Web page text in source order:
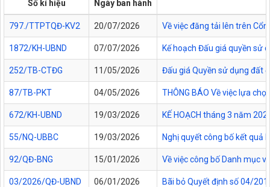
Số kí hiệu Ngày ban hành
797./TTPTQĐ-KV2 20/07/2026 Về việc đăng tải lên trên
1872/KH-UBND 07/07/2026 Kế hoạch Đấu giá quyền sử
252/TB-CTĐG 11/05/2026 Đấu giá Quyền sử dụng đất
87/TB-PKT 04/05/2026 THÔNG BÁO Về việc lựa
672/KH-UBND 19/03/2026 KẾ HOẠCH tháng 3 năm
55/NQ-UBBC 19/03/2026 Nghị quyết công bố kết quả
92/QĐ-BNG 15/01/2026 Về việc công bố Danh mục
03/2026/QĐ-UBND 06/01/2026 Bãi bỏ Quyết định số 04/